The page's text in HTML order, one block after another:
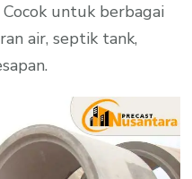
untuk berbagai
air, septik tank,